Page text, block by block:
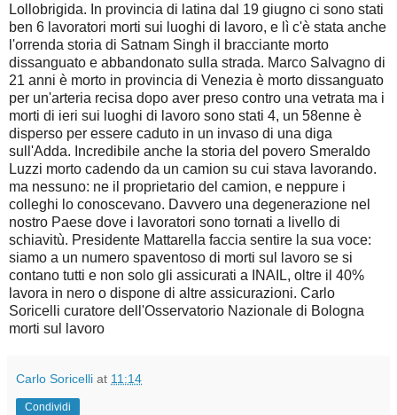
Lollobrigida. In provincia di latina dal 19 giugno ci sono stati
ben 6 lavoratori morti sui luoghi di lavoro, e lì c'è stata anche
l'orrenda storia di Satnam Singh il bracciante morto
dissanguato e abbandonato sulla strada. Marco Salvagno di
21 anni è morto in provincia di Venezia è morto dissanguato
per un'arteria recisa dopo aver preso contro una vetrata ma i
morti di ieri sui luoghi di lavoro sono stati 4, un 58enne è
disperso per essere caduto in un invaso di una diga
sull'Adda. Incredibile anche la storia del povero Smeraldo
Luzzi morto cadendo da un camion su cui stava lavorando.
ma nessuno: ne il proprietario del camion, e neppure i
colleghi lo conoscevano. Davvero una degenerazione nel
nostro Paese dove i lavoratori sono tornati a livello di
schiavitù. Presidente Mattarella faccia sentire la sua voce:
siamo a un numero spaventoso di morti sul lavoro se si
contano tutti e non solo gli assicurati a INAIL, oltre il 40%
lavora in nero o dispone di altre assicurazioni. Carlo
Soricelli curatore dell'Osservatorio Nazionale di Bologna
morti sul lavoro
Carlo Soricelli at 11:14
Condividi